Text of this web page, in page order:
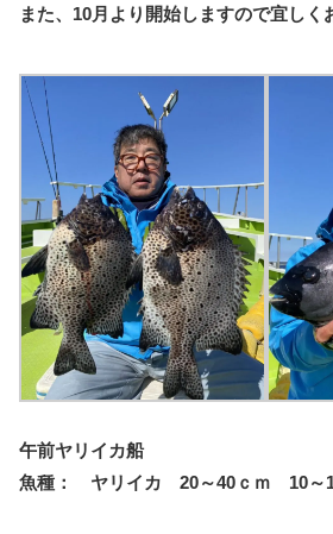
また、10月より開始しますので宜しく
午前ヤリイカ船
魚種： ヤリイカ 20～40ｃｍ 10～